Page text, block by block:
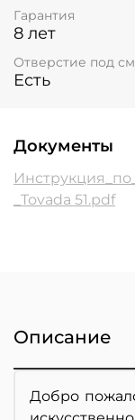
Гарантия
8 лет
Отверстие под
Есть
Документы
_Tovada 51.pdf
Описание
Добро